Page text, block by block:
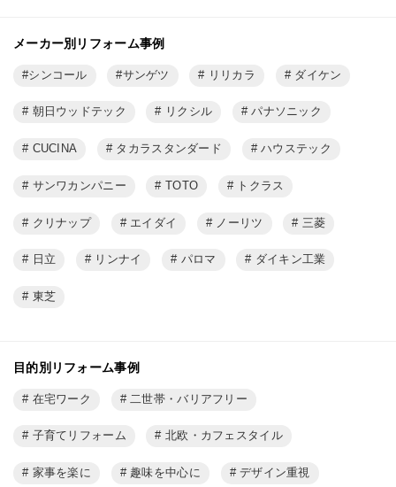
メーカー別リフォーム事例
シンコール サンゲツ リリカラ ダイケン
朝日ウッドテック リクシル パナソニック
CUCINA タカラスタンダード ハウステック
サンワカンパニー TOTO トクラス
クリナップ エイダイ ノーリツ 三菱
日立 リンナイ パロマ ダイキン工業
東芝
目的別リフォーム事例
在宅ワーク 二世帯・バリアフリー
子育てリフォーム 北欧・カフェスタイル
家事を楽に 趣味を中心に デザイン重視